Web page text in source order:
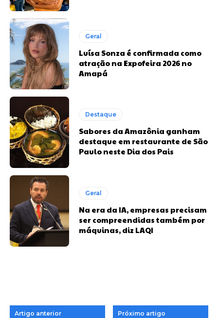
Geral
Luísa Sonza é confirmada como
atração na Expofeira 2026 no
Amapá
Destaque
Sabores da Amazônia ganham
destaque em restaurante de São
Paulo neste Dia dos Pais
Geral
Na era da IA, empresas precisam
ser compreendidas também por
máquinas, diz LAQI
Artigo anterior Próximo artigo